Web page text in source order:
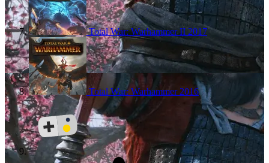
Total War: Warhammer II 2017
Total War: Warhammer 2016